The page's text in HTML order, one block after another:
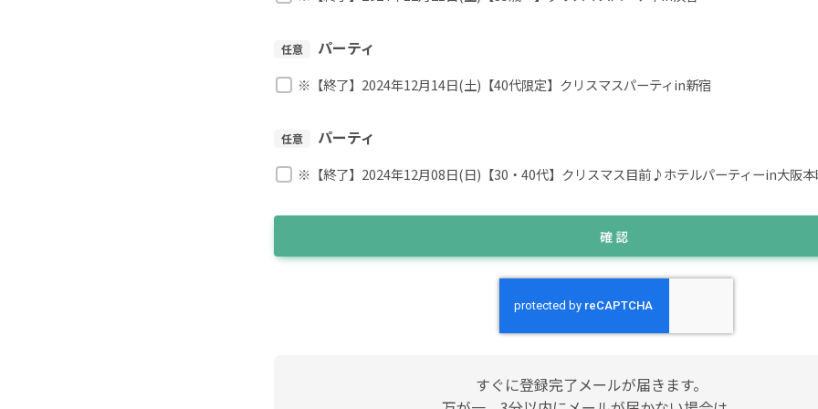
任意 パーティ
※【終了】2024年12月14日(土)【40代限定】クリスマスパーティin新宿
任意 パーティ
※【終了】2024年12月08日(日)【30・40代】クリスマス目前♪ホテルパーティーin大阪
確 認
すぐに登録完了メールが届きます。